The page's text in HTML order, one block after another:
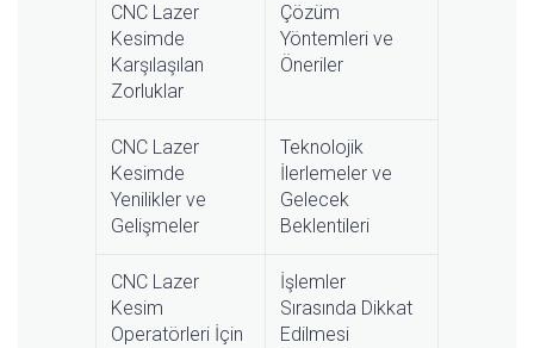
CNC Lazer
Kesimde
Karşılaşılan
Zorluklar
Çözüm
Yöntemleri ve
Öneriler
CNC Lazer
Kesimde
Yenilikler ve
Gelişmeler
Teknolojik
İlerlemeler ve
Gelecek
Beklentileri
CNC Lazer
Kesim
Operatörleri İçin
İşlemler
Sırasında Dikkat
Edilmesi